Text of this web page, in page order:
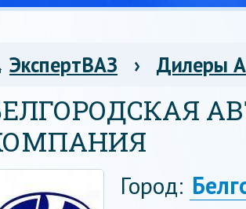
ЭкспертВАЗ › Дилеры
Город: